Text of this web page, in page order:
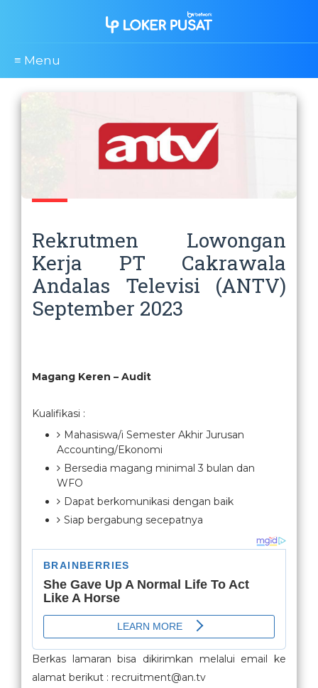
≡ Menu
Rekrutmen Lowongan
Kerja PT Cakrawala
Andalas Televisi (ANTV)
September 2023
Magang Keren – Audit
Kualifikasi :
Mahasiswa/i Semester Akhir Jurusan
Accounting/Ekonomi
Bersedia magang minimal 3 bulan dan
WFO
Dapat berkomunikasi dengan baik
Siap bergabung secepatnya
Berkas lamaran bisa dikirimkan melalui email ke
alamat berikut : recruitment@an.tv